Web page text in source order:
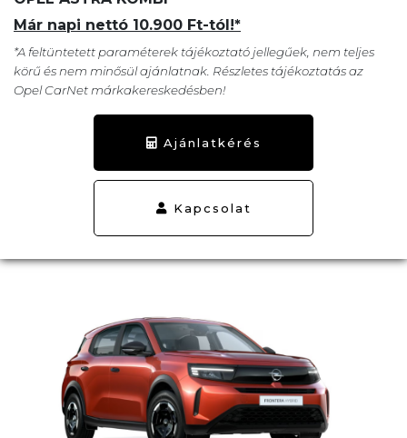
Már napi nettó 10.900 Ft-tól!*
*A feltüntetett paraméterek tájékoztató jellegűek, nem teljes
körű és nem minősül ajánlatnak. Részletes tájékoztatás az
Opel CarNet márkakereskedésben!
Ajánlatkérés
Kapcsolat